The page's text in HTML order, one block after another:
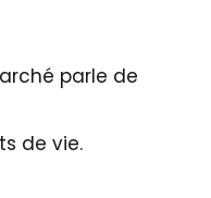
parle de
de vie.